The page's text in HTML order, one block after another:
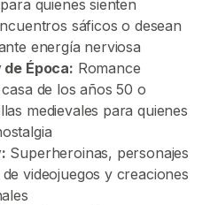
quienes sienten
sáficos o desean
energía nerviosa
Época: Romance
de los años 50 o
medievales para quienes
Superheroinas, personajes
videojuegos y creaciones